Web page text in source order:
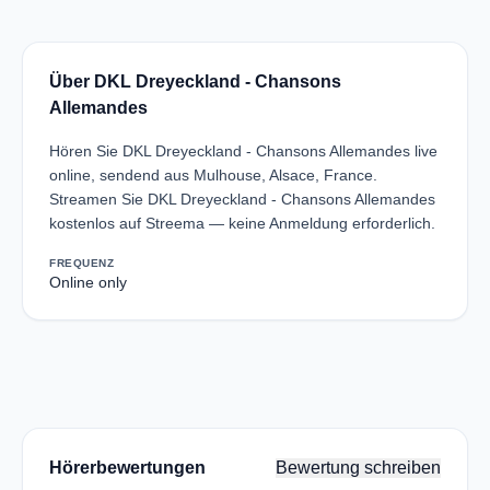
Über DKL Dreyeckland - Chansons
Allemandes
Hören Sie DKL Dreyeckland - Chansons Allemandes live
online, sendend aus Mulhouse, Alsace, France.
Streamen Sie DKL Dreyeckland - Chansons Allemandes
kostenlos auf Streema — keine Anmeldung erforderlich.
FREQUENZ
Online only
Hörerbewertungen Bewertung schreiben